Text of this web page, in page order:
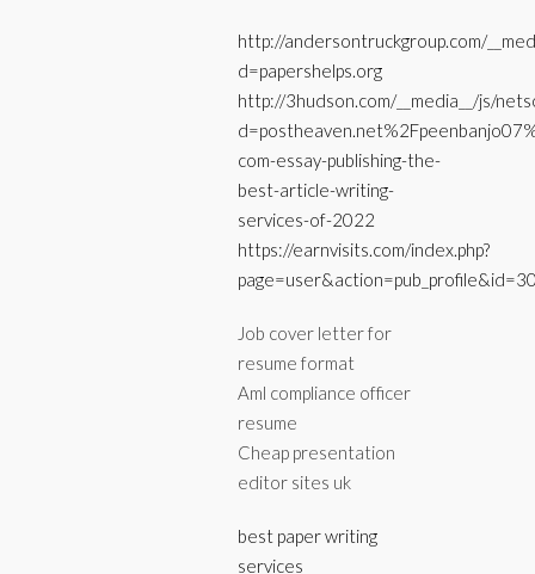
http://andersontruckgroup.com/
d=papershelps.org
http://3hudson.com/__media__/js/
com-essay-publishing-the-
best-article-writing-
services-of-2022
https://earnvisits.com/index.php?
Job cover letter for
resume format
Aml compliance officer
resume
Cheap presentation
editor sites uk
best paper writing
services